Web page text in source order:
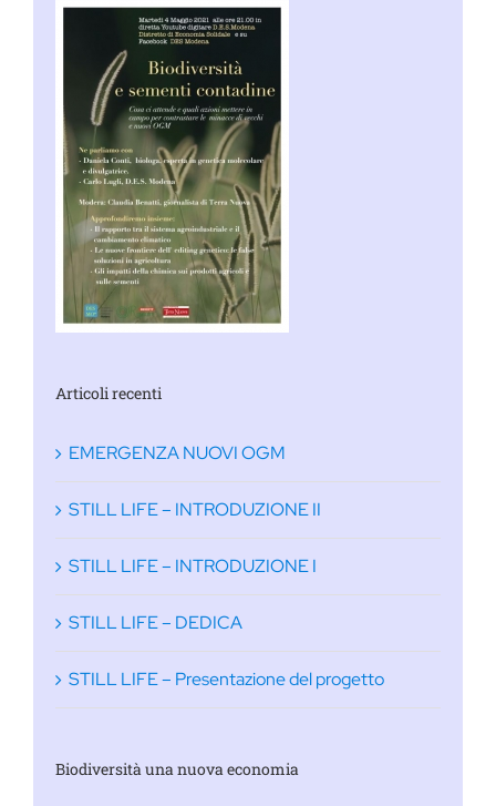
Articoli recenti
EMERGENZA NUOVI OGM
STILL LIFE – INTRODUZIONE II
STILL LIFE – INTRODUZIONE I
STILL LIFE – DEDICA
STILL LIFE – Presentazione del progetto
Biodiversità una nuova economia